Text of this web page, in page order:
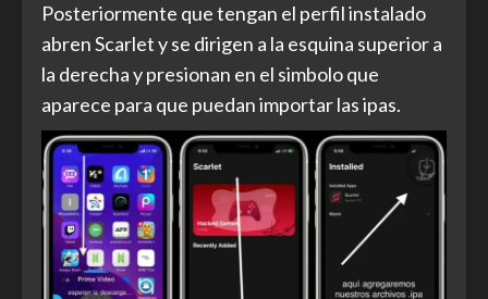
Posteriormente que tengan el perfil instalado
abren Scarlet y se dirigen a la esquina superior a
la derecha y presionan en el simbolo que
aparece para que puedan importar las ipas.